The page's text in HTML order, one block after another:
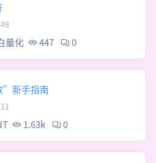
量化 447 0
”新手指南
1.63k 0